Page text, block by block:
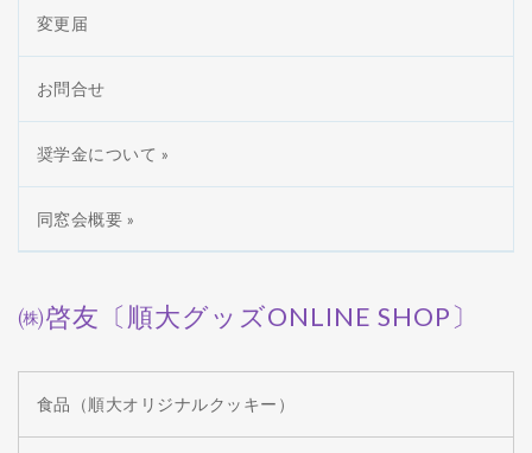
変更届
お問合せ
奨学金について »
同窓会概要 »
㈱啓友〔順大グッズONLINE SHOP〕
食品（順大オリジナルクッキー）